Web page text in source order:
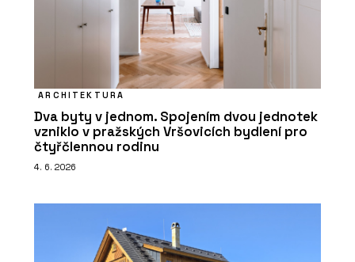
ARCHITEKTURA
Dva byty v jednom. Spojením dvou jednotek
vzniklo v pražských Vršovicích bydlení pro
čtyřčlennou rodinu
4. 6. 2026